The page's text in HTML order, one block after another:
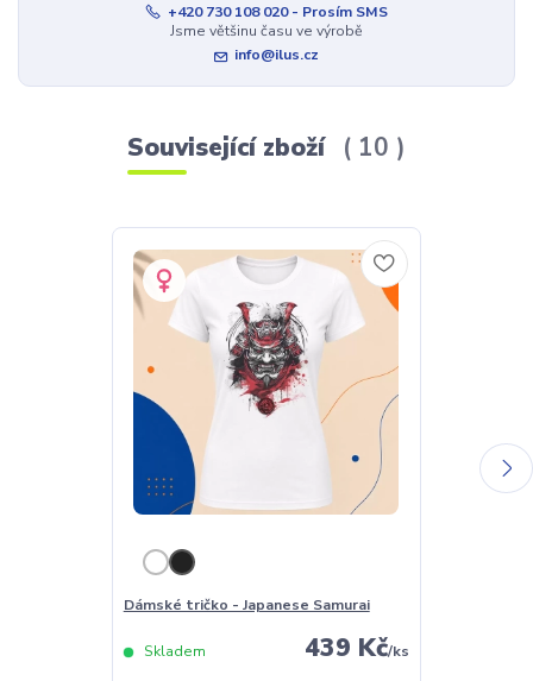
+420 730 108 020 - Prosím SMS
Jsme většinu času ve výrobě
info@ilus.cz
Související zboží 10
Dámské tričko - Japanese Samurai
439 Kč/ks
Skladem